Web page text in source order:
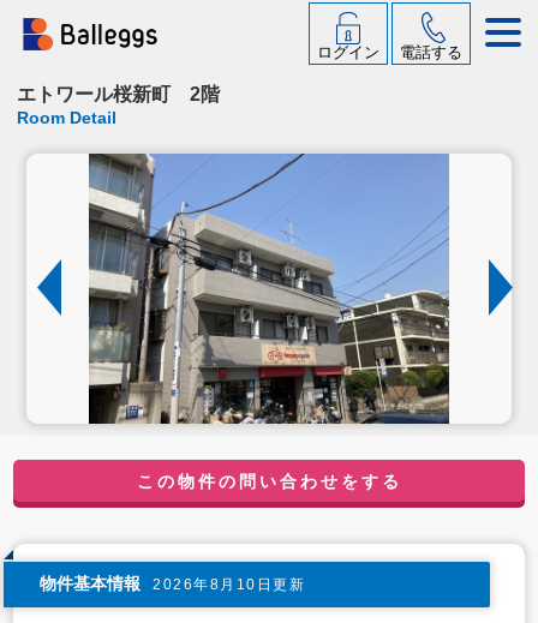
ログイン 電話する
エトワール桜新町 2階
Room Detail
この物件の問い合わせをする
物件基本情報 2026年8月10日更新